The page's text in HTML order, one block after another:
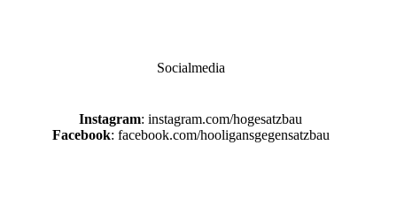
Socialmedia
Instagram: instagram.com/hogesatzbau
Facebook: facebook.com/hooligansgegensatzbau